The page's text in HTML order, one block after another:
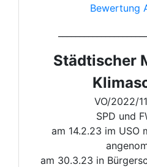
Bewertung
Städtischer
VO/2022/
SPD und
am 14.2.23 im USO
am 30.3.23 in